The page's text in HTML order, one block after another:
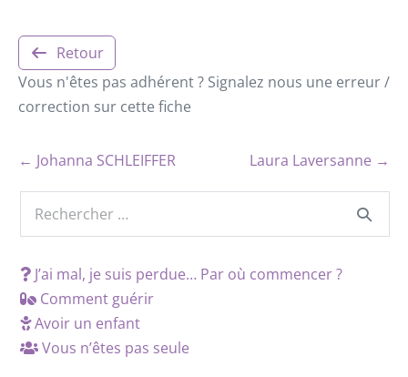
Retour
Vous n'êtes pas adhérent ? Signalez nous une erreur /
correction sur cette fiche
← Johanna SCHLEIFFER Laura Laversanne →
J’ai mal, je suis perdue… Par où commencer ?
Comment guérir
Avoir un enfant
Vous n’êtes pas seule